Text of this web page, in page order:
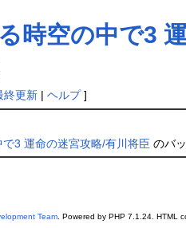
時空の中で3
終更新| ヘルプ]
3 運命の迷宮攻略/有川将臣 のバ
Team. Powered by PHP 7.1.24. HTML